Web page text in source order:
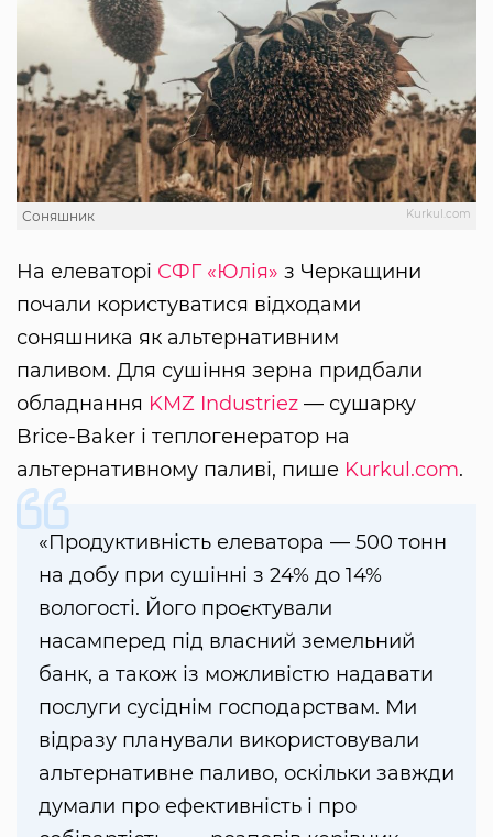
Kurkul.com
Соняшник
На елеваторі СФГ «Юлія» з Черкащини
почали користуватися відходами
соняшника як альтернативним
паливом. Для сушіння зерна придбали
обладнання KMZ Industriez — сушарку
Brice-Baker і теплогенератор на
альтернативному паливі, пише Kurkul.com.
«Продуктивність елеватора — 500 тонн
на добу при сушінні з 24% до 14%
вологості. Його проєктували
насамперед під власний земельний
банк, а також із можливістю надавати
послуги сусіднім господарствам. Ми
відразу планували використовували
альтернативне паливо, оскільки завжди
думали про ефективність і про